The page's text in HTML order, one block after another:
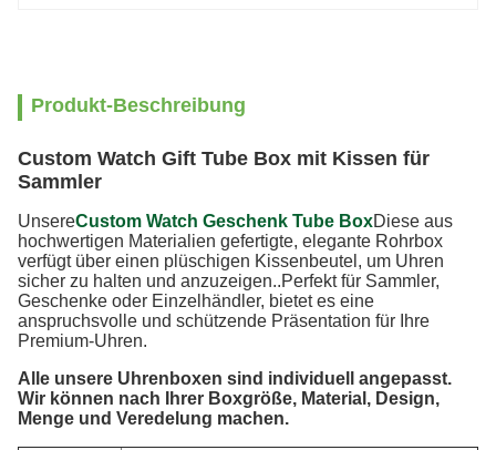
Produkt-Beschreibung
Custom Watch Gift Tube Box mit Kissen für
Sammler
UnsereCustom Watch Geschenk Tube BoxDiese aus
hochwertigen Materialien gefertigte, elegante Rohrbox
verfügt über einen plüschigen Kissenbeutel, um Uhren
sicher zu halten und anzuzeigen..Perfekt für Sammler,
Geschenke oder Einzelhändler, bietet es eine
anspruchsvolle und schützende Präsentation für Ihre
Premium-Uhren.
Alle unsere Uhrenboxen sind individuell angepasst.
Wir können nach Ihrer Boxgröße, Material, Design,
Menge und Veredelung machen.